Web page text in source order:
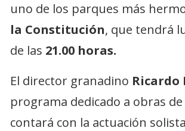
uno de los parques más
la Constitución, que tendrá
de las 21.00 horas.
El director granadino Ricardo
programa dedicado a obras de
contará con la actuación